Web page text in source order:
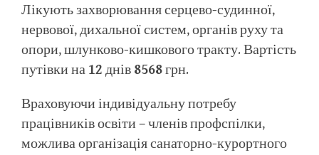
Лікують захворювання серцево-судинної,
нервової, дихальної систем, органів руху та
опори, шлунково-кишкового тракту. Вартість
путівки на 12 днів 8568грн.
Враховуючи індивідуальну потребу
працівників освіти – членів профспілки,
можлива організація санаторно-курортного